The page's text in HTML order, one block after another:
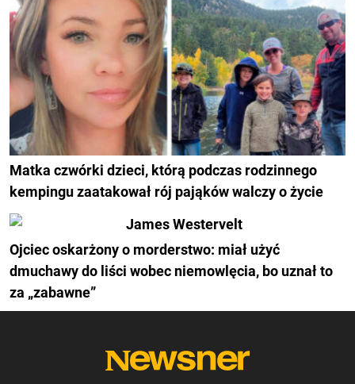
Matka czwórki dzieci, którą podczas rodzinnego
kempingu zaatakował rój pająków walczy o życie
Ojciec oskarżony o morderstwo: miał użyć
dmuchawy do liści wobec niemowlęcia, bo uznał to
za „zabawne”